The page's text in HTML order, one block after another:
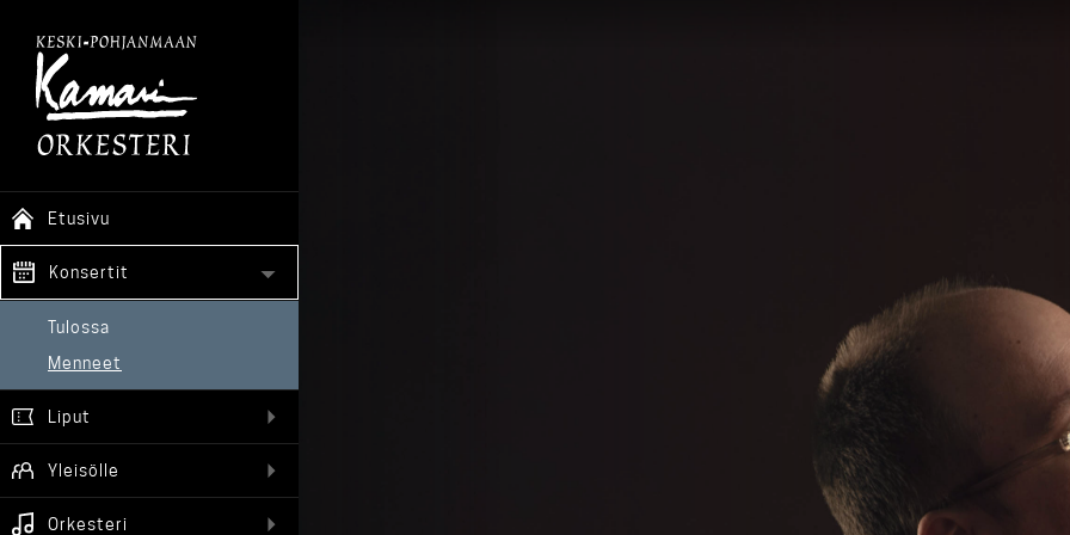
Etusivu
Konsertit
Tulossa
Menneet
Liput
Yleisölle
Orkesteri